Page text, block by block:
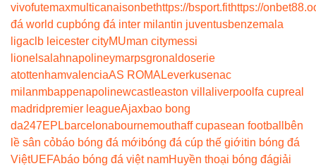
— Leti RoblesdelaRosa
(@letroblesrosa)December 12,
2022
vivofutemaxmulticanaisonbethttps://bsport.fithttps://
đá world cupbóng đá inter milantin juventusbenzema la
ligaclb leicester cityMUman citymessi
lionel salahnapolineymarpsgronaldoserie
atottenhamvalenciaAS ROMA Leverkusenac
milanmbappenapolinewcastleaston villa liverpool fa cupreal
madridpremier leagueAjaxbao bong
da247EPLbarcelonabournemouthaff cupasean football
bên
lề sân cỏbáo bóng đá mớibóng đá cúp thế giớitin bóng đá
ViệtUEFAbáo bóng đá việt namHuyền thoại bóng đágiải